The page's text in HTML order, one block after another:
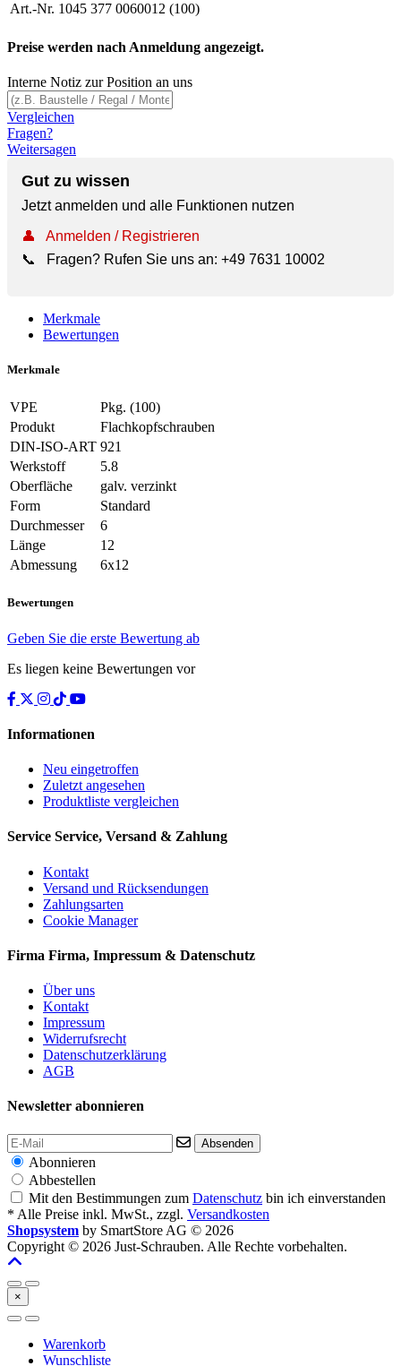
Art.-Nr. 1045 377 0060012 (100)
Preise werden nach Anmeldung angezeigt.
Interne Notiz zur Position an uns
Vergleichen
Fragen?
Weitersagen
Gut zu wissen
Jetzt anmelden und alle Funktionen nutzen
👤
Anmelden / Registrieren
📞
Fragen? Rufen Sie uns an: +49 7631 10002
Merkmale
Bewertungen
Merkmale
VPE
Pkg. (100)
Produkt
Flachkopfschrauben
DIN-ISO-ART 921
Werkstoff
5.8
Oberfläche
galv. verzinkt
Form
Standard
Durchmesser
6
Länge
12
Abmessung
6x12
Bewertungen
Geben Sie die erste Bewertung ab
Es liegen keine Bewertungen vor
Informationen
Neu eingetroffen
Zuletzt angesehen
Produktliste vergleichen
Service Service, Versand & Zahlung
Kontakt
Versand und Rücksendungen
Zahlungsarten
Cookie Manager
Firma Firma, Impressum & Datenschutz
Über uns
Kontakt
Impressum
Widerrufsrecht
Datenschutzerklärung
AGB
Newsletter abonnieren
Absenden
Abonnieren
Abbestellen
Mit den Bestimmungen zum Datenschutz bin ich einverstanden
* Alle Preise inkl. MwSt., zzgl. Versandkosten
Shopsystem by SmartStore AG © 2026
Copyright © 2026 Just-Schrauben. Alle Rechte vorbehalten.
×
Warenkorb
Wunschliste